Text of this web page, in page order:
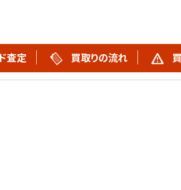
買取りの流れ
査定 買取りの流れ